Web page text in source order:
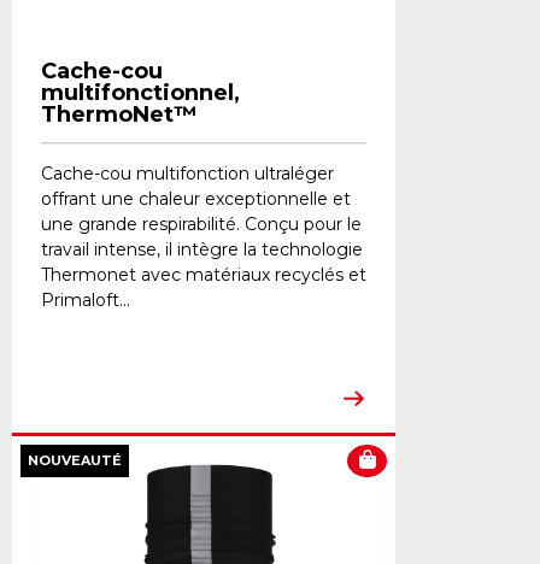
Cache-cou
multifonctionnel,
ThermoNet™
Cache-cou multifonction ultraléger
offrant une chaleur exceptionnelle et
une grande respirabilité. Conçu pour le
travail intense, il intègre la technologie
Thermonet avec matériaux recyclés et
Primaloft...
NOUVEAUTÉ